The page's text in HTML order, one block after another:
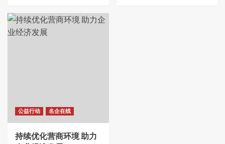
公益行动 名企在线
持续优化营商环境 助力